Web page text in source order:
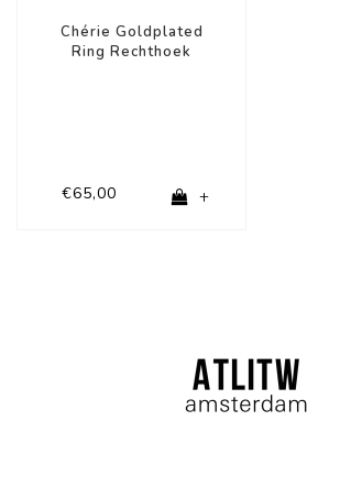
Chérie Goldplated
Ring Rechthoek
€65,00 +